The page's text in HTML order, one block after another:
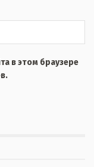
в этом браузере